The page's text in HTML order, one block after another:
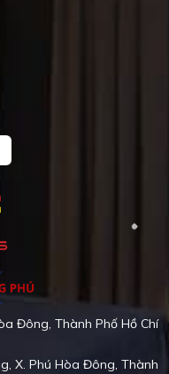
Đông, Thành Phố Hồ Chí
X. Phú Hòa Đông, Thành